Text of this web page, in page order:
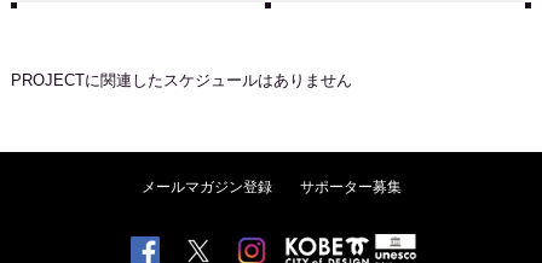
PROJECTに関連したスケジュールはありません
メールマガジン登録 サポーター募集